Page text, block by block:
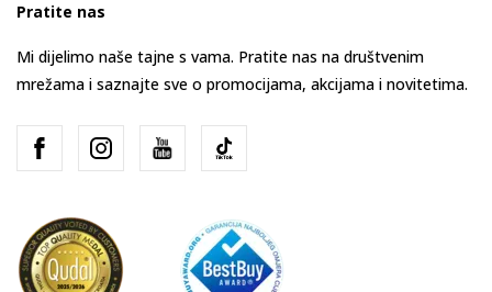
Pratite nas
Mi dijelimo naše tajne s vama. Pratite nas na društvenim
mrežama i saznajte sve o promocijama, akcijama i novitetima.